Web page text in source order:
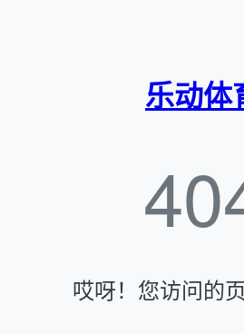
乐动体
哎呀！您访问的